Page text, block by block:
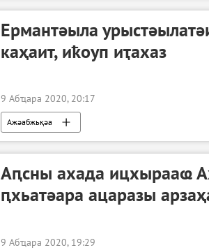
Ермантәыла
каҳаит, иҟоуп иҭахаз
9 Абҵара 2020, 20:17
Ажәабжьқәа
Аԥсны ахада ицхырааҩ
ԥхьатәара ацаразы
9 Абҵара 2020, 19:29